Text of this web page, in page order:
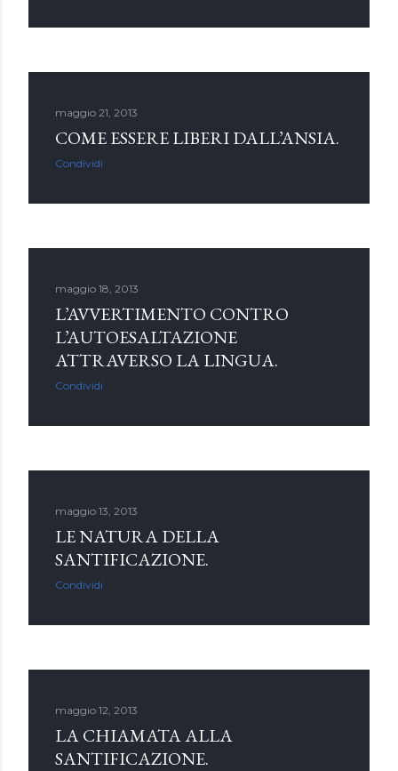
maggio 21, 2013
COME ESSERE LIBERI DALL’ANSIA.
Condividi
maggio 18, 2013
L’AVVERTIMENTO CONTRO
L’AUTOESALTAZIONE
ATTRAVERSO LA LINGUA.
Condividi
maggio 13, 2013
LE NATURA DELLA
SANTIFICAZIONE.
Condividi
maggio 12, 2013
LA CHIAMATA ALLA
SANTIFICAZIONE.